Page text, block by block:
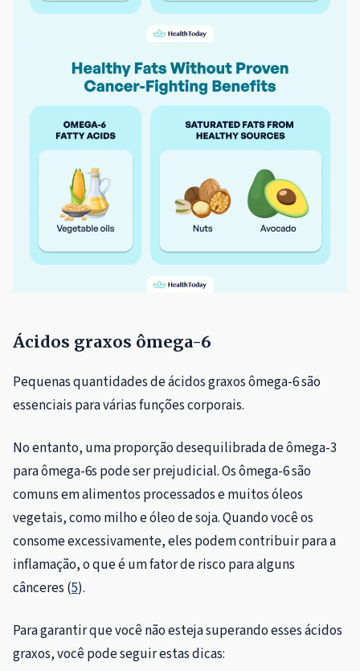
Ácidos graxos ômega-6
Pequenas quantidades de ácidos graxos ômega-6 são
essenciais para várias funções corporais.
No entanto, uma proporção desequilibrada de ômega-3
para ômega-6s pode ser prejudicial. Os ômega-6 são
comuns em alimentos processados ​​e muitos óleos
vegetais, como milho e óleo de soja. Quando você os
consome excessivamente, eles podem contribuir para a
inflamação, o que é um fator de risco para alguns
cânceres (5).
Para garantir que você não esteja superando esses ácidos
graxos, você pode seguir estas dicas: